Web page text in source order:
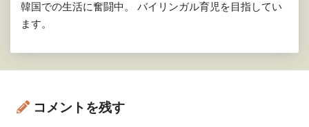
韓国での生活に奮闘中。 バイリンガル育児を目指してい
ます。
コメントを残す